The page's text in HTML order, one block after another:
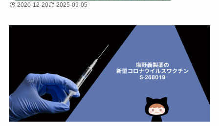
2020-12-20 2025-09-05